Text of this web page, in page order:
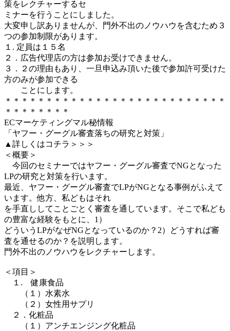
策をレクチャーするセ
ミナーを行うことにしました。
大変申し訳ありませんが、門外不出のノウハウを含むため３
つの参加制限があります。
１. 定員は１５名
２．広告代理店の方は参加お受けできません。
３．２の理由もあり、一旦申込み頂いた後で参加許可受けた
方のみが参加できる
ことにします。
＊＊＊＊＊＊＊＊＊＊＊＊＊＊＊＊＊＊＊＊＊＊＊＊＊＊＊
＊＊＊＊＊＊＊＊
ECマーケティングマル秘情報
「ヤフー・グーグル審査落ちの研究と対策」
▲詳しくはコチラ＞＞＞
＜概要＞
今回のセミナーではヤフー・グーグル審査でNGとなった
LPの研究と対策を行います。
最近、ヤフー・グーグル審査でLPがNGとなる事例がふえて
います。他方、私どもはそれ
を手直ししてことごとく審査を通しています。そこで私ども
の豊富な経験をもとに、1）
どういうLPがなぜNGとなっているのか？2）どうすれば審
査を通せるのか？を説明します。
門外不出のノウハウをレクチャーします。
＜項目＞
１. 健康食品
（１）水素水
（２）女性用サプリ
２．化粧品
（１）アンチエンジング化粧品